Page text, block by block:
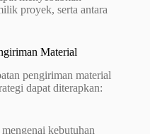
proyek, serta antara
Material
pengiriman material
dapat diterapkan:
kebutuhan